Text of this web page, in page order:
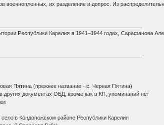
военнопленных, их разделение и допрос. Из
Республики Карелия в 1941–1944 годах, Сарафанова
Пятина (прежнее название - с. Черная Пятина)
документах ОБД, кроме как в КП, упоминаний нет
в Кондопожском районе Республики Карелия